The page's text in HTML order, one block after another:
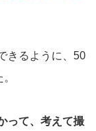
きるように、50
って、考えて撮